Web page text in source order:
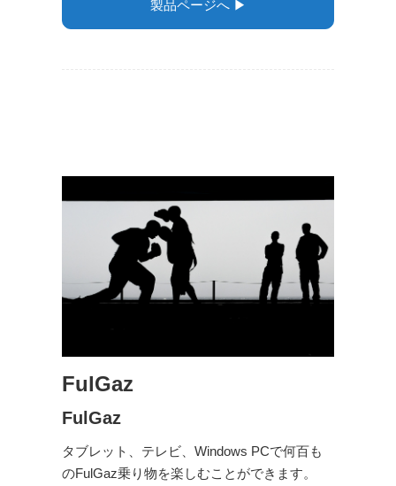
製品ページへ ▶︎
FulGaz
FulGaz
タブレット、テレビ、Windows PCで何百も
のFulGaz乗り物を楽しむことができます。